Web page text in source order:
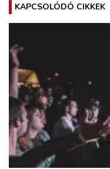
KAPCSOLÓDÓ CIKKEK